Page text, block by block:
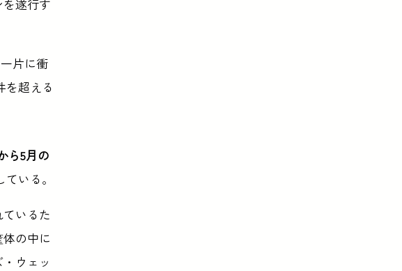
遂行す
片に衝
を超える
ら5月の
いる。
いるた
の中に
ウェッ